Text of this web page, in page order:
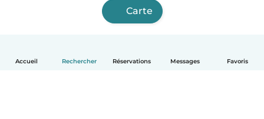
Accueil Rechercher Réservations Messages Favoris
Carte